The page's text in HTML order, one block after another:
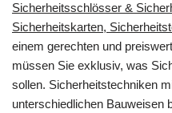
Sicherheitsschlösser &
Sicherheitskarten,
einem gerechten und
müssen Sie exklusiv, was
sollen. Sicherheitstechniken
unterschiedlichen Bauweisen